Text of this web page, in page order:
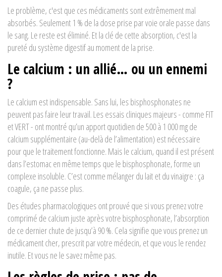
Le problème, c'est que ces médicaments sont extrêmement mal
absorbés. Seulement 1 % de la dose prise par voie orale passe dans
le sang. Le reste est éliminé. Et la clé de cette absorption, c'est la
pureté du système digestif au moment de la prise.
Le calcium : un allié… ou un ennemi
?
Le calcium est indispensable. Sans lui, les bisphosphonates ne
peuvent pas faire leur travail. Les essais cliniques majeurs - comme FIT
et VERT - ont montré qu’un apport quotidien de 500 à 1 000 mg de
calcium supplémentaire (au-delà de l’alimentation) est nécessaire
pour que le traitement fonctionne. Mais le calcium, quand il est présent
dans l’estomac en même temps que le bisphosphonate, forme un
complexe insoluble. C’est comme mélanger du lait et du vinaigre : ça
coagule, ça ne passe plus.
Des études pharmacologiques ont prouvé que si vous prenez votre
comprimé de calcium juste après votre bisphosphonate, l’absorption
de ce dernier chute de jusqu’à 90 %. Cela signifie que vous prenez un
médicament cher, prescrit par votre médecin, et que vous le rendez
inutile. Et vous ne le savez même pas.